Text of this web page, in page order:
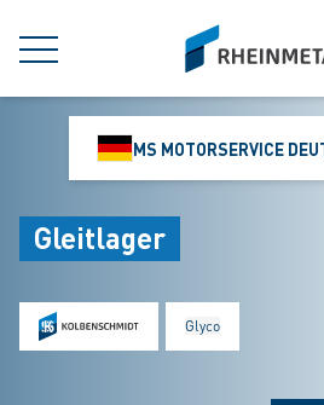
MENÜ
siteLogo
MS MOTORSERVICE
Gleitlager
Glyco